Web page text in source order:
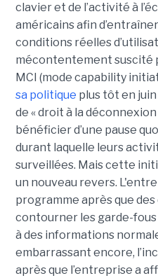
clavier et de l’activité à
américains afin
conditions réelles
mécontentement suscité
MCI (mode capability
sa politique plus tôt en
de « droit à la
bénéficier d’une pause
durant laquelle leurs
surveillées. Mais cette
un nouveau revers.
programme après que
contourner les garde-
à des informations
embarrassant encore,
après que l’entreprise a